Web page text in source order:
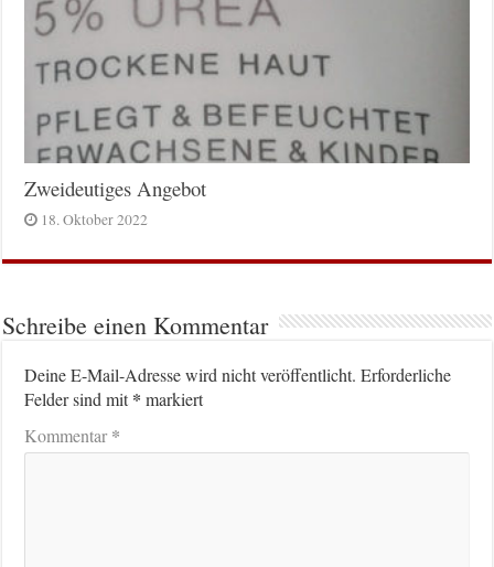
Zweideutiges Angebot
18. Oktober 2022
Schreibe einen Kommentar
Deine E-Mail-Adresse wird nicht veröffentlicht. Erforderliche
Felder sind mit* markiert
Kommentar*